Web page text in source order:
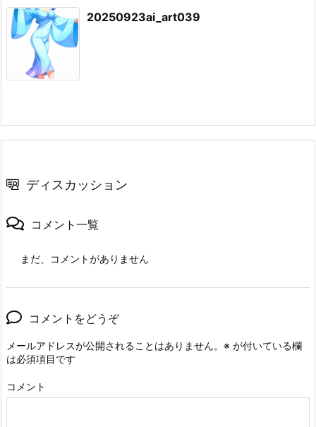
20250923ai_art039
ディスカッション
コメント一覧
まだ、コメントがありません
コメントをどうぞ
メールアドレスが公開されることはありません。 ※ が付いている欄
は必須項目です
コメント